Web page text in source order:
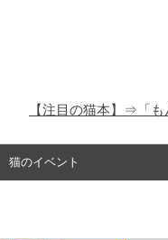
【注目の猫本】⇒「も
猫のイベント